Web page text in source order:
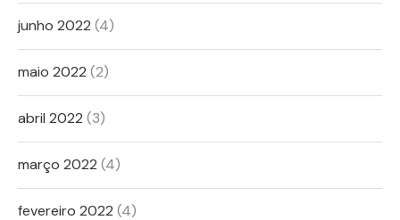
junho 2022 (4)
maio 2022 (2)
abril 2022 (3)
março 2022 (4)
fevereiro 2022 (4)